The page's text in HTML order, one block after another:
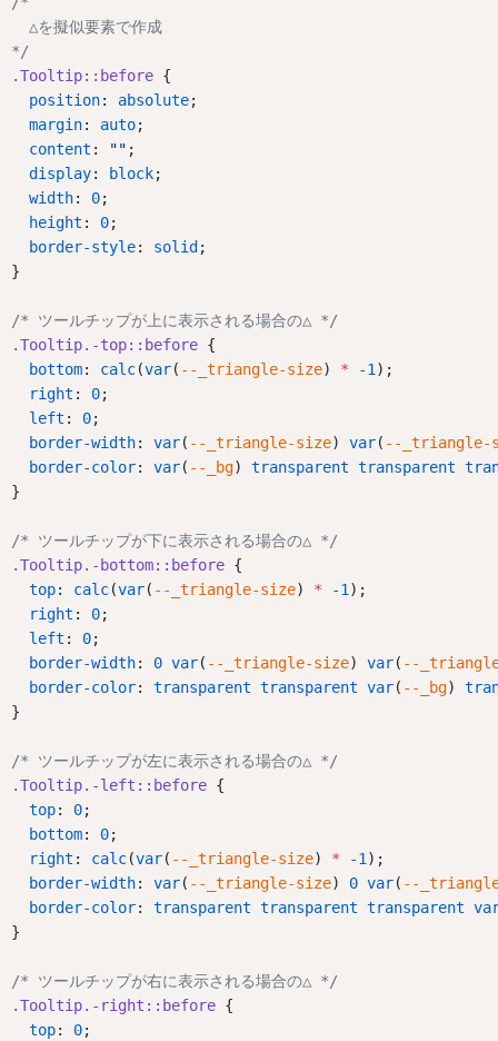
  △を擬似要素で作成
*/
.Tooltip::before {
position: absolute;
margin: auto;
content : "" ;
display: block;
width: 0;
height : 0;
border-style: solid ;
}
/* ツールチップが上に表示される場合の△ */
.Tooltip.-top::before {
bottom: calc(var( --_triangle-size) * -1);
right : 0;
left : 0;
border-width: var( --_triangle-size) var( --_triangle-
border-color: var( --_bg) transparent transparent
}
/* ツールチップが下に表示される場合の△ */
.Tooltip.-bottom::before {
top: calc(var( --_triangle-size) * -1);
right : 0;
left : 0;
border-width: 0 var( --_triangle-size) var( --
border-color: transparent transparent var( --_bg)
}
/* ツールチップが左に表示される場合の△ */
.Tooltip.-left::before {
top: 0;
bottom: 0;
right : calc(var( --_triangle-size) * -1);
border-width: var( --_triangle-size) 0 var( --
border-color: transparent transparent transparent
}
/* ツールチップが右に表示される場合の△ */
.Tooltip.-right::before {
top: 0;